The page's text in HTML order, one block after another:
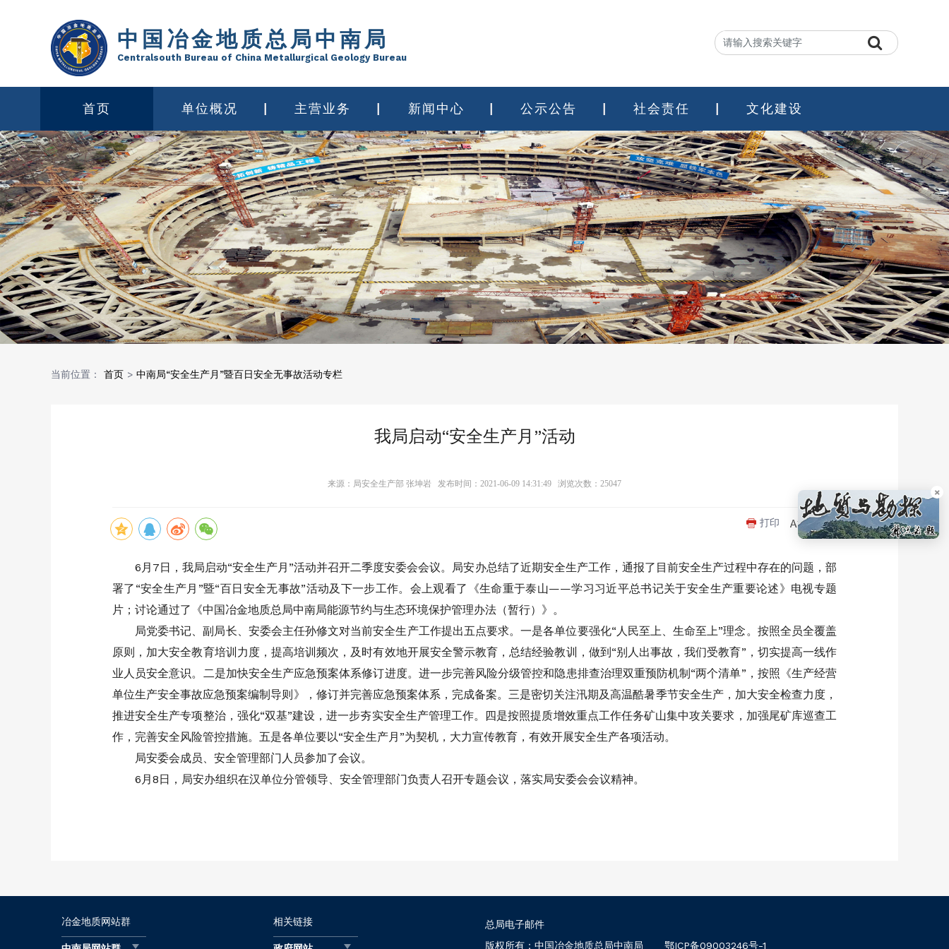
中国冶金地质总局中南局
Centralsouth Bureau of China Metallurgical Geology Bureau
首页 单位概况 主营业务 新闻中心 公示公告 社会责任 文化建设
当前位置： 首页 > 中南局“安全生产月”暨百日安全无事故活动专栏
我局启动“安全生产月”活动
来源：局安全生产部 张坤岩 发布时间：2021-06-09 14:31:49 浏览次数： 25047
打印
6月7日，我局启动“安全生产月”活动并召开二季度安委会会议。局安办总结了近期安全生产工作，通报了目前安全生产过程中存在的问题，部
署了“安全生产月”暨“百日安全无事故”活动及下一步工作。会上观看了《生命重于泰山——学习习近平总书记关于安全生产重要论述》电视专题
片；讨论通过了《中国冶金地质总局中南局能源节约与生态环境保护管理办法（暂行）》。
局党委书记、副局长、安委会主任孙修文对当前安全生产工作提出五点要求。一是各单位要强化“人民至上、生命至上”理念。按照全员全覆盖
原则，加大安全教育培训力度，提高培训频次，及时有效地开展安全警示教育，总结经验教训，做到“别人出事故，我们受教育”，切实提高一线作
业人员安全意识。二是加快安全生产应急预案体系修订进度。进一步完善风险分级管控和隐患排查治理双重预防机制“两个清单”，按照《生产经营
单位生产安全事故应急预案编制导则》，修订并完善应急预案体系，完成备案。三是密切关注汛期及高温酷暑季节安全生产，加大安全检查力度，
推进安全生产专项整治，强化“双基”建设，进一步夯实安全生产管理工作。四是按照提质增效重点工作任务矿山集中攻关要求，加强尾矿库巡查工
作，完善安全风险管控措施。五是各单位要以“安全生产月”为契机，大力宣传教育，有效开展安全生产各项活动。
局安委会成员、安全管理部门人员参加了会议。
6月8日，局安办组织在汉单位分管领导、安全管理部门负责人召开专题会议，落实局安委会会议精神。
×
冶金地质网站群 相关链接
总局电子邮件
版权所有：中国冶金地质总局中南局
鄂ICP备09003246号-1